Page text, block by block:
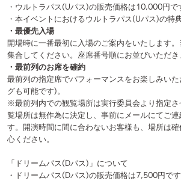
「カメラパス」について
・カメラパスの販売価格は10,000円です。
・本イベントにおけるカメラパスの特典は以下の通りです。
・優先入場
開場時に優先してご入場のご案内をいたします。当日12:35
集合してください。
・一般の観覧エリアとは別に設置するカメラパスエリアに
カメラパスエリアにて、サイズの大きいカメラや三脚等を
が可能です。
※カメラパスエリア内での観覧場所は実行委員会より指定
きます。観覧場所は無作為に決定し、事前にメールにてご
ただきます。開演時間に間に合わないお客様も、場所は確
のでご安心ください。
ラ・ステージ関係機材などを遮る場合に高さの修正をお願
ございます。